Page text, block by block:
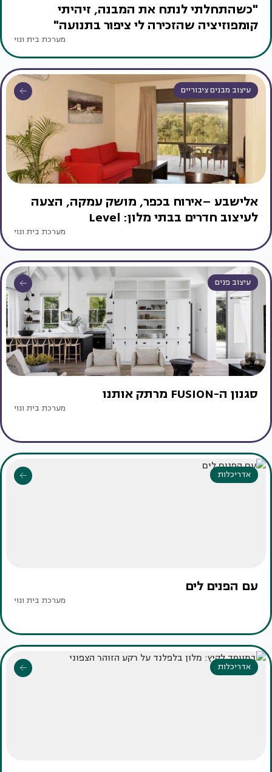
"כשהתחלתי לנתח את המבנה, זיהיתי
קומפוזיציה שהזכירה לי ציפור בתנועה"
מערכת בית ונוי
עיצוב מבנים ציבוריים
אלישבע –אירוח בכפר, מושק עמקה, הצעה
לעיצוב חדרים בבתי מלון: Level
מערכת בית ונוי
עיצוב פנים
סגנון ה-FUSION מרתק אותנו
מערכת בית ונוי
אדריכלות
עם הפנים לים
מערכת בית ונוי
אדריכלות